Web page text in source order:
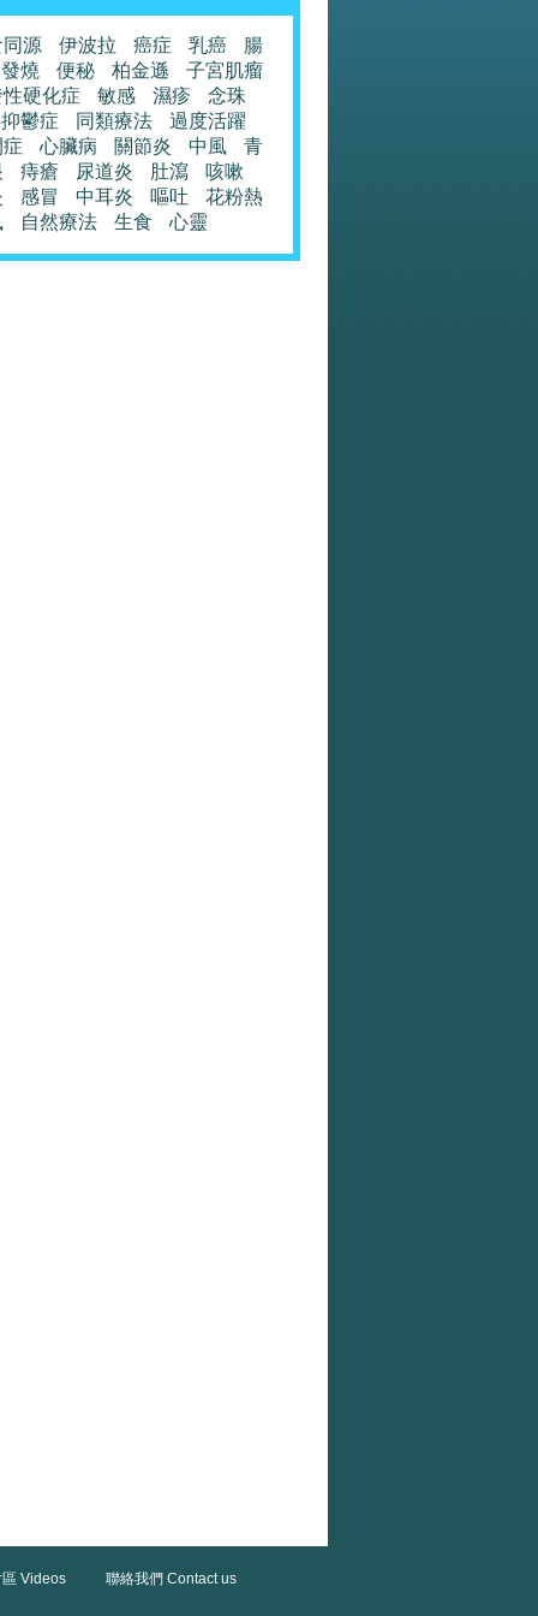
源 伊波拉 癌症 乳癌
腸
發燒
便秘 柏金遜
子宮肌瘤
硬化症
敏感 濕疹
念珠
抑鬱症
同類療法
過度活躍
心臟病 關節炎 中風
青
痔瘡 尿道炎 肚瀉
咳嗽
感冒 中耳炎 嘔吐
花粉熱
自然療法 生食 心靈
Videos 聯絡我們 Contact us